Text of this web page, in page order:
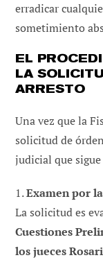
erradicar
sometimiento
EL
LA
ARRESTO
Una vez que la
solicitud de
judicial que
1.Examen por
La solicitud es
Cuestiones
los jueces